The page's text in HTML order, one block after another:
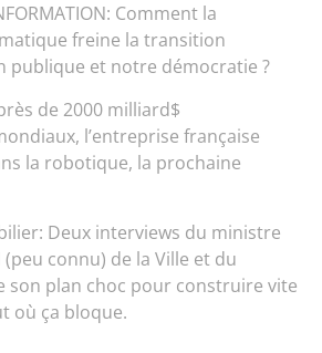
Comment la
freine la transition
publique et notre démocratie ?
de 2000 milliard$
l’entreprise française
la robotique, la prochaine
Deux interviews du ministre
(peu connu) de la Ville et du
son plan choc pour construire vite
où ça bloque.